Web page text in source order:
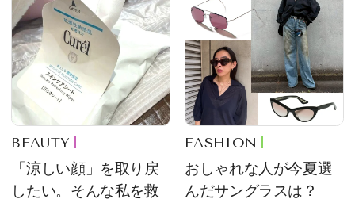
BEAUTY
「涼しい顔」を取り戻
したい。そんな私を救
FASHION
おしゃれな人が今夏選
んだサングラスは？